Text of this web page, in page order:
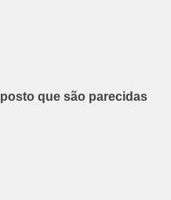
que são parecidas